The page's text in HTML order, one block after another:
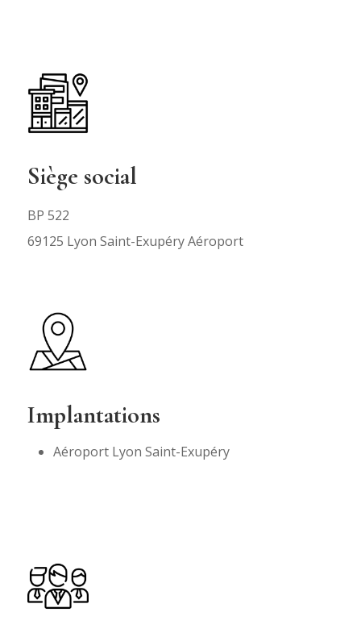
Siège social
BP 522
69125 Lyon Saint-Exupéry Aéroport
Implantations
Aéroport Lyon Saint-Exupéry